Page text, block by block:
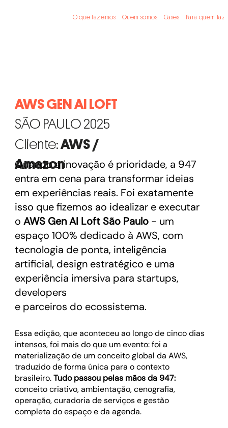
O que fazemos Quem somos Cases Para quem
AWS GEN AI LOFT
SÃO PAULO 2025
Cliente:AWS /
Amazon
Quando a inovação é prioridade, a 947
entra em cena para transformar ideias
em experiências reais. Foi exatamente
isso que fizemos ao idealizar e executar
oAWS Gen AI Loft São Paulo - um
espaço 100% dedicado à AWS, com
tecnologia de ponta, inteligência
artificial, design estratégico e uma
experiência imersiva para startups,
developers
e parceiros do ecossistema.
Essa edição, que aconteceu ao longo de cinco dias
intensos, foi mais do que um evento: foi a
materialização de um conceito global da AWS,
traduzido de forma única para o contexto
brasileiro.Tudo passou pelas mãos da 947:
conceito criativo, ambientação, cenografia,
operação, curadoria de serviços e gestão
completa do espaço e da agenda.